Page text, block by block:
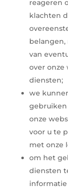
reageren
klachten
van
over onze
diensten;
we
gebruiken
onze
voor u te
met onze
om het
diensten